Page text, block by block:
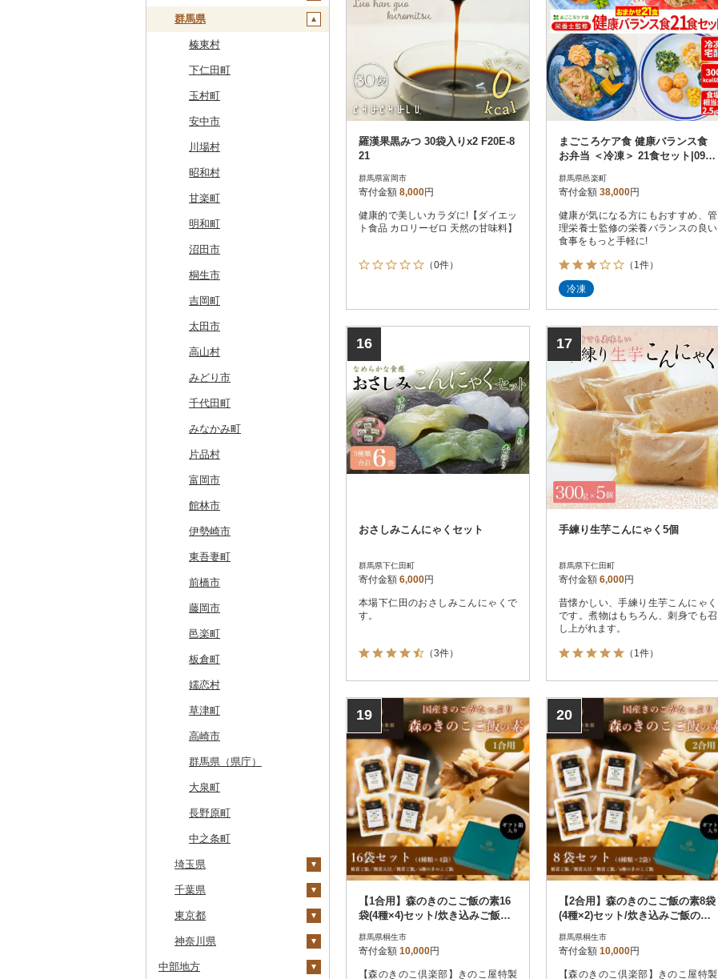
白老町
せたな町
旭川市
森町
稚内市
標津町
清里町
北斗市
留萌市
白糠町
釧路町
名寄市
美唄市
厚岸町
南富良野町
上富良野町
和寒町
紋別市
乙部町
根室市
三笠市
東川町
厚真町
奥尻町
網走市
浦河町
広尾町
中札内村
滝川市
比布町
鶴居村
釧路市
苫前町
当別町
占冠村
上士幌町
平取町
七飯町
南部町
五戸町
藤崎町
六ヶ所村
東北町
三戸町
東通村
黒石市
おいらせ町
鶴田町
階上町
深浦町
青森市
田子町
新郷村
横浜町
野辺地町
佐井村
六戸町
五所川原市
平川市
蓬田村
中泊町
外ヶ浜町
つがる市
弘前市
鰺ヶ沢町
むつ市
田舎館村
青森県（県庁）
三沢市
西目屋村
軽米町
岩手町
矢巾町
釜石市
野田村
普代村
一戸町
陸前高田市
紫波町
滝沢市
住田町
葛巻町
花巻市
岩泉町
田野畑村
盛岡市
遠野市
奥州市
雫石町
岩手県（県庁）
一関市
久慈市
西和賀町
北上市
平泉町
洋野町
大船渡市
山田町
大槌町
柴田町
色麻町
丸森町
大衡村
加美町
利府町
白石市
登米市
山元町
名取市
川崎町
村田町
栗原市
富谷市
岩沼市
七ヶ宿町
大崎市
塩竈市
石巻市
多賀城市
宮城県（県庁）
亘理町
蔵王町
女川町
気仙沼市
美里町
松島町
大和町
大郷町
南三陸町
仙台市
大河原町
角田市
涌谷町
東松島市
秋田県
大潟村
横手市
能代市
小坂町
仙北市
井川町
潟上市
三種町
藤里町
湯沢市
大館市
由利本荘市
にかほ市
羽後町
秋田県（県庁）
秋田市
男鹿市
美郷町
東成瀬村
五城目町
北秋田市
八峰町
鹿角市
大仙市
八郎潟町
山形県
村山市
尾花沢市
上山市
河北町
酒田市
新庄市
長井市
小国町
南陽市
中山町
庄内町
大石田町
川西町
鶴岡市
山形県（県庁）
金山町
東根市
飯豊町
鮭川村
大蔵村
山辺町
戸沢村
舟形町
最上町
真室川町
寒河江市
西川町
高畠町
山形市
三川町
大江町
米沢市
福島県
天栄村
広野町
鏡石町
須賀川市
小野町
棚倉町
古殿町
昭和村
下郷町
西郷村
二本松市
猪苗代町
川俣町
郡山市
西会津町
玉川村
いわき市
南会津町
田村市
磐梯町
三春町
本宮市
柳津町
鮫川村
福島市
新地町
葛尾村
三島町
桑折町
矢吹町
国見町
檜枝岐村
喜多方市
南相馬市
会津若松市
取手市
つくば市
稲敷市
潮来市
五霞町
北茨城市
境町
かすみがうら市
牛久市
常陸太田市
つくばみらい市
下妻市
茨城町
神栖市
常総市
東海村
美浦村
大洗町
河内町
ひたちなか市
龍ケ崎市
守谷市
常陸大宮市
笠間市
行方市
結城市
城里町
水戸市
鉾田市
桜川市
石岡市
茨城県（県庁）
坂東市
小美玉市
日立市
大子町
鹿嶋市
阿見町
那須塩原市
市貝町
塩谷町
上三川町
佐野市
真岡市
高根沢町
大田原市
栃木市
日光市
小山市
宇都宮市
栃木県（県庁）
那珂川町
茂木町
那須烏山市
矢板市
さくら市
足利市
那須町
鹿沼市
下野市
益子町
芳賀町
野木町
群馬県
榛東村
下仁田町
玉村町
安中市
川場村
昭和村
甘楽町
明和町
沼田市
桐生市
吉岡町
太田市
高山村
みどり市
千代田町
みなかみ町
片品村
富岡市
館林市
伊勢崎市
東吾妻町
前橋市
藤岡市
邑楽町
板倉町
嬬恋村
草津町
高崎市
群馬県（県庁）
大泉町
長野原町
中之条町
埼玉県
春日部市
蕨市
戸田市
毛呂山町
千葉県
勝浦市
袖ケ浦市
我孫子市
東京都
八王子市
日野市
神奈川県
南足柄市
中部地方
羅漢果黒みつ 30袋入りx2 F20E-8
21
群馬県富岡市
寄付金額 8,000円
健康的で美しいカラダに!【ダイエッ
ト食品 カロリーゼロ 天然の甘味料】
（0件）
まごころケア食 健康バランス食
お弁当 ＜冷凍＞ 21食セット|09_s
群馬県邑楽町
寄付金額 38,000円
健康が気になる方にもおすすめ、管
理栄養士監修の栄養バランスの良い
食事をもっと手軽に!
（1件）
冷凍
16
おさしみこんにゃくセット
群馬県下仁田町
寄付金額 6,000円
本場下仁田のおさしみこんにゃくで
す。
（3件）
17
手練り生芋こんにゃく5個
群馬県下仁田町
寄付金額 6,000円
昔懐かしい、手練り生芋こんにゃく
です。煮物はもちろん、刺身でも召
し上がれます。
（1件）
19
【1合用】森のきのこご飯の素16
袋(4種×4)セット/炊き込みご飯の
群馬県桐生市
寄付金額 10,000円
【森のきのこ倶楽部】きのこ屋特製
20
【2合用】森のきのこご飯の素8袋
(4種×2)セット/炊き込みご飯の素/
群馬県桐生市
寄付金額 10,000円
【森のきのこ倶楽部】きのこ屋特製